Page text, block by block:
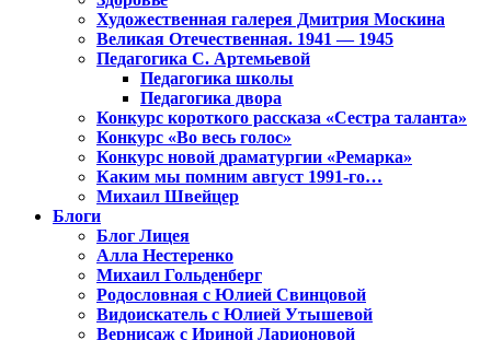
Художественная галерея Дмитрия Москина
Великая Отечественная. 1941 — 1945
Педагогика С. Артемьевой
Педагогика школы
Педагогика двора
Конкурс короткого рассказа «Сестра таланта»
Конкурс «Во весь голос»
Конкурс новой драматургии «Ремарка»
Каким мы помним август 1991-го…
Михаил Швейцер
Блоги
Блог Лицея
Алла Нестеренко
Михаил Гольденберг
Родословная с Юлией Свинцовой
Видоискатель с Юлией Утышевой
Вернисаж с Ириной Ларионовой